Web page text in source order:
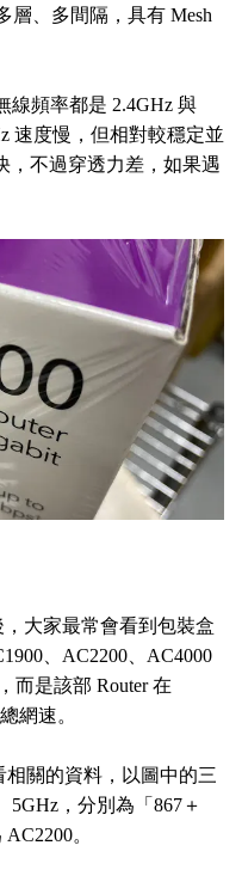
層、多間隔，具有 Mesh
線頻率都是 2.4GHz 與
速度慢，但相對較穩定並
，不過穿透力差，如果遇
，大家最常會看到包裝盒
、AC2200、AC4000
而是該部 Router 在
網速。
相關的資料，以圖中的三
5GHz，分別為「867＋
。